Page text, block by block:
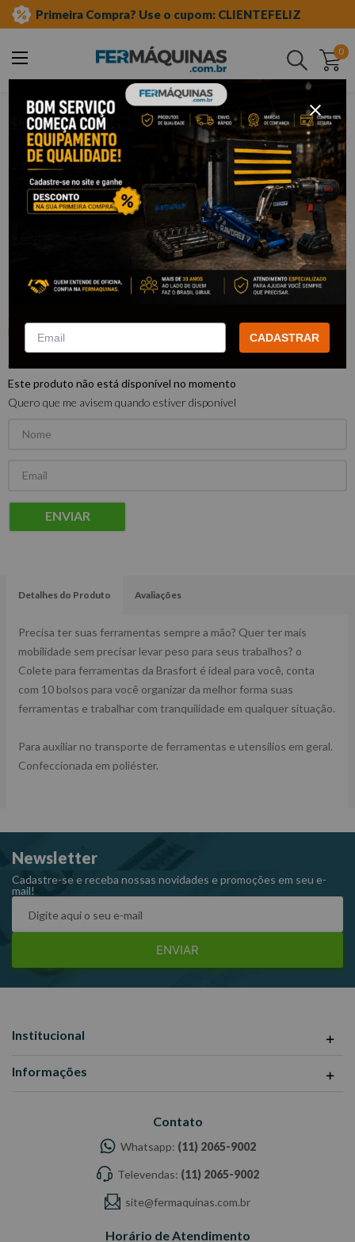
Primeira Compra? Use o cupom: CLIENTEFELIZ
0
Buscar
epis cintas e coletes
Colete para ferramentas com 10
bolsos - BRASFORT
BRASFORT
Este produto não está disponível no momento
Quero que me avisem quando estiver disponível
ENVIAR
Detalhes do Produto Avaliações
Precisa ter suas ferramentas sempre a mão? Quer ter mais
mobilidade sem precisar levar peso para seus trabalhos? o
Colete para ferramentas da Brasfort é ideal para você, conta
com 10 bolsos para você organizar da melhor forma suas
ferramentas e trabalhar com tranquilidade em qualquer situação.
Para auxiliar no transporte de ferramentas e utensílios em geral.
Confeccionada em poliéster.
Newsletter
Cadastre-se e receba nossas novidades e promoções em seu e-
mail!
ENVIAR
Institucional
Informações
Contato
Whatsapp: (11) 2065-9002
Televendas: (11) 2065-9002
site@fermaquinas.com.br
Horário de Atendimento
CADASTRAR